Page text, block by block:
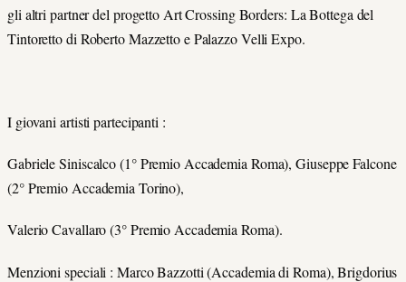
gli altri partner del progetto Art Crossing Borders: La Bottega del
Tintoretto di Roberto Mazzetto e Palazzo Velli Expo.
I giovani artisti partecipanti :
Gabriele Siniscalco (1° Premio Accademia Roma), Giuseppe Falcone
(2° Premio Accademia Torino),
Valerio Cavallaro (3° Premio Accademia Roma).
Menzioni speciali : Marco Bazzotti (Accademia di Roma), Brigdorius